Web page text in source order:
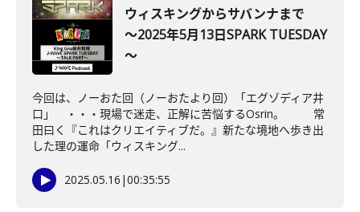
ウィスキングからサバンナまで
～2025年5月13日SPARK TUESDAY
～
今回は、ノーおた回（ノーおたより回）「エグゾディア井
口」 ・・・現場で迷走、正解に苦悩するOsrin。 常
田曰く『これはクリエイティブだ。』新たな境地へ歩き出
した理の運命「ウィスキング...
2025.05.16 |00:35:55